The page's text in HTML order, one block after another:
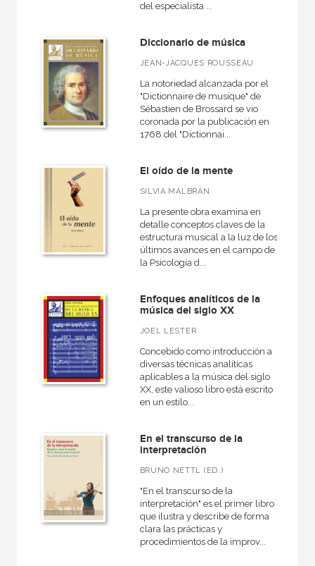
del especialista ...
Diccionario de música
JEAN-JACQUES ROUSSEAU
La notoriedad alcanzada por el
"Dictionnaire de musique" de
Sébastien de Brossard se vio
coronada por la publicación en
1768 del "Dictionnai...
El oído de la mente
SILVIA MALBRÁN
La presente obra examina en
detalle conceptos claves de la
estructura musical a la luz de los
últimos avances en el campo de
la Psicología d...
Enfoques analíticos de la
música del siglo XX
JOEL LESTER
Concebido como introducción a
diversas técnicas analíticas
aplicables a la música del siglo
XX, este valioso libro está escrito
en un estilo...
En el transcurso de la
interpretación
BRUNO NETTL (ED.)
"En el transcurso de la
interpretación" es el primer libro
que ilustra y describe de forma
clara las prácticas y
procedimientos de la improv...